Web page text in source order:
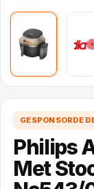
GESPONSORDE
Philips
Met